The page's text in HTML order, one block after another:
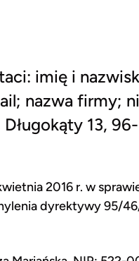
imię i
nazwa firmy;
13,
2016 r. w
dyrektywy 95/